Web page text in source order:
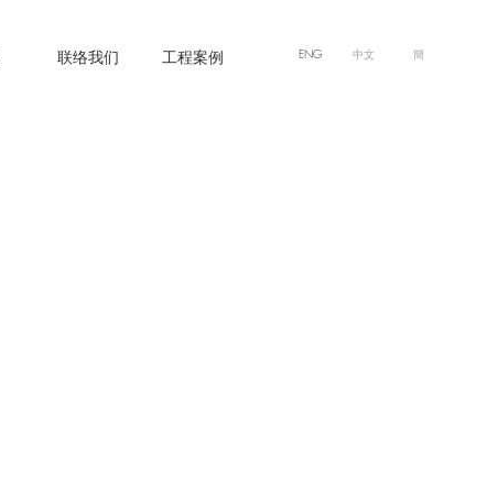
ENG 中文 簡
联络我们 工程案例